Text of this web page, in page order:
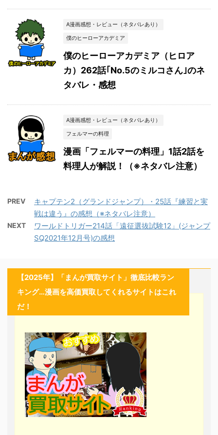
A漫画感想・レビュー（ネタバレあり）
僕のヒーローアカデミア
僕のヒーローアカデミア（ヒロア
カ）262話｢No.5のミルコさん｣のネ
タバレ・感想
A漫画感想・レビュー（ネタバレあり）
フェルマーの料理
漫画「フェルマーの料理」1話2話を
料理人が解説！（※ネタバレ注意）
PREV
キャプテン2（グランドジャンプ）・25話『練習と実
戦は違う』の感想（※ネタバレ注意）
NEXT
ワールドトリガー214話「遠征選抜試験12」(ジャンプ
SQ2021年12月号)の感想
【2025年】「まんが買取サイト」徹底比較ラン
キング…漫画を高価買取してくれるサイトはこれ
だ！